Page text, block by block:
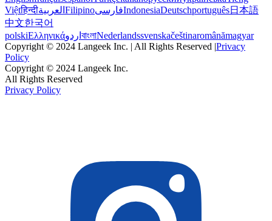
Việtहिन्दीالعربية FilipinoفارسیIndonesiaDeutschportuguês日本語
中文한국어
polskiΕλληνικάاردو বাংলাNederlandssvenskačeštinaromânămagyar
Copyright © 2024 Langeek Inc. | All Rights Reserved |Privacy
Policy
Copyright © 2024 Langeek Inc.
All Rights Reserved
Privacy Policy